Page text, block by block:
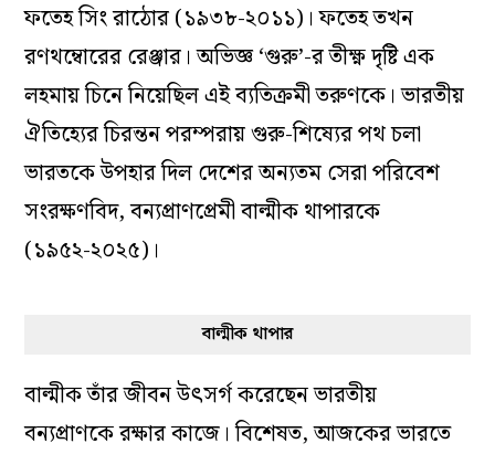
ফতেহ সিং রাঠোর (১৯৩৮-২০১১)। ফতেহ তখন
রণথম্বোরের রেঞ্জার। অভিজ্ঞ ‘গুরু’-র তীক্ষ্ণ দৃষ্টি এক
লহমায় চিনে নিয়েছিল এই ব্যতিক্রমী তরুণকে। ভারতীয়
ঐতিহ্যের চিরন্তন পরম্পরায় গুরু-শিষ্যের পথ চলা
ভারতকে উপহার দিল দেশের অন্যতম সেরা পরিবেশ
সংরক্ষণবিদ, বন্যপ্রাণপ্রেমী বাল্মীক থাপারকে
(১৯৫২-২০২৫)।
বাল্মীক থাপার
বাল্মীক তাঁর জীবন উৎসর্গ করেছেন ভারতীয়
বন্যপ্রাণকে রক্ষার কাজে। বিশেষত, আজকের ভারতে